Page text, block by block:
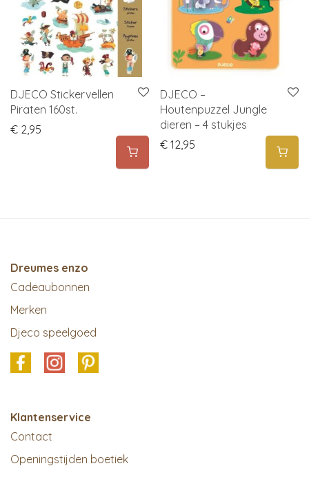
DJECO Stickervellen
Piraten 160st.
€ 2,95
DJECO –
Houtenpuzzel Jungle
dieren – 4 stukjes
€ 12,95
Dreumes enzo
Cadeaubonnen
Merken
Djeco speelgoed
Klantenservice
Contact
Openingstijden boetiek